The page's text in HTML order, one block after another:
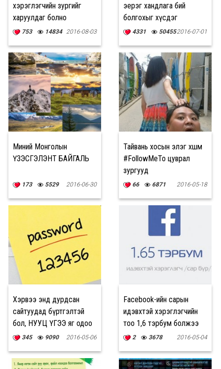
хэрэглэгчийн зургийг
харуулдаг болно
753 14834 2016-08-03
эерэг хандлага бий
болгохыг хүсдэг
4331 504552016-07-01
Миний Монголын
ҮЗЭСГЭЛЭНТ БАЙГАЛЬ
173 5529 2016-06-30
Тайвань хосын элэг хөшөөм
#FollowMeTo цуврал
зургууд
66 6871 2016-05-18
Хэрвээ энд дурдсан
сайтуудад бүртгэлтэй
бол, НУУЦ ҮГЭЭ яг одоо
СОЛЬ!
345 9090 2016-05-06
Facebook-ийн сарын
идэвхтэй хэрэглэгчийн
тоо 1,6 тэрбум болжээ
2 3678 2016-05-04